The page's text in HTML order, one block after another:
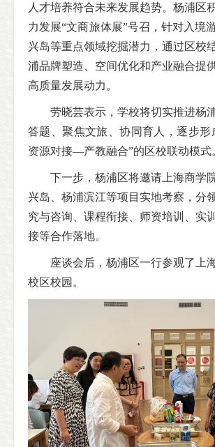
人才培养符合未来发展趋势。杨浦区
力发展“文商旅体展”号召，针对入境
兴岛等重点领域挖掘潜力，通过区校
浦品牌塑造、空间优化和产业融合提
高质量发展动力。
劳晓芸表示，学校将切实推进杨
答题、聚焦文旅、协同育人，逐步
资源对接—产教融合”的区校联动模式
下一步，杨浦区将邀请上海商学
兴岛、杨浦滨江等项目实地考察，分
究与咨询、课程衔接、师资培训、实
接等合作落地。
座谈会后，杨浦区一行参观了上
校区校园。